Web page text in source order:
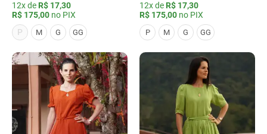
12x de R$ 17,30
R$ 175,00 no PIX
P
M G GG
12x de R$ 17,30
R$ 175,00 no PIX
P M G GG